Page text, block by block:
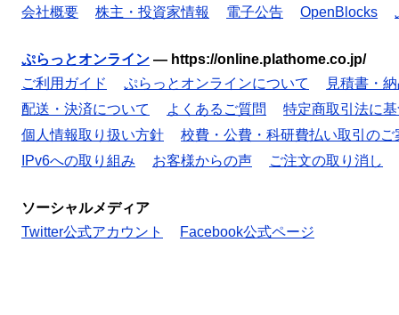
会社概要 株主・投資家情報 電子公告 OpenBlocks
ぷらっとオンライン — https://online.plathome.co.jp/
ご利用ガイド
ぷらっとオンラインについて
見積書・
配送・決済について
よくあるご質問
特定商取引法に
個人情報取り扱い方針
校費・公費・科研費払い取引のご
IPv6への取り組み
お客様からの声 ご注文の取り消し
ソーシャルメディア
Twitter公式アカウント
Facebook公式ページ